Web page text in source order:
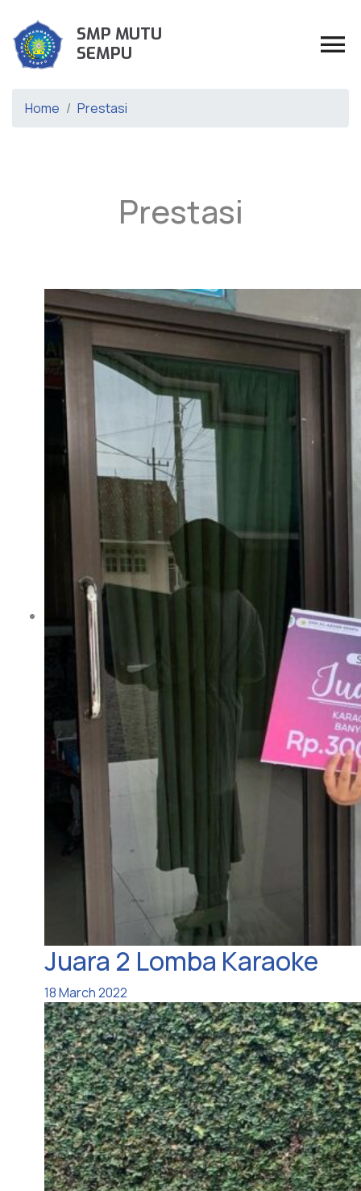
SMP MUTU
SEMPU
Home Prestasi
Prestasi
Juara 2 Lomba Karaoke
18 March 2022